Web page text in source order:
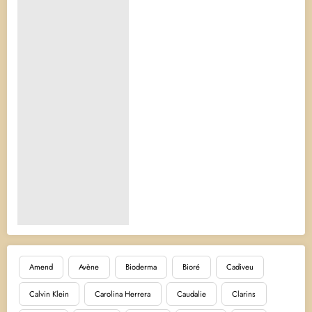
Amend Avène Bioderma Bioré Cadiveu
Calvin Klein Carolina Herrera Caudalie Clarins